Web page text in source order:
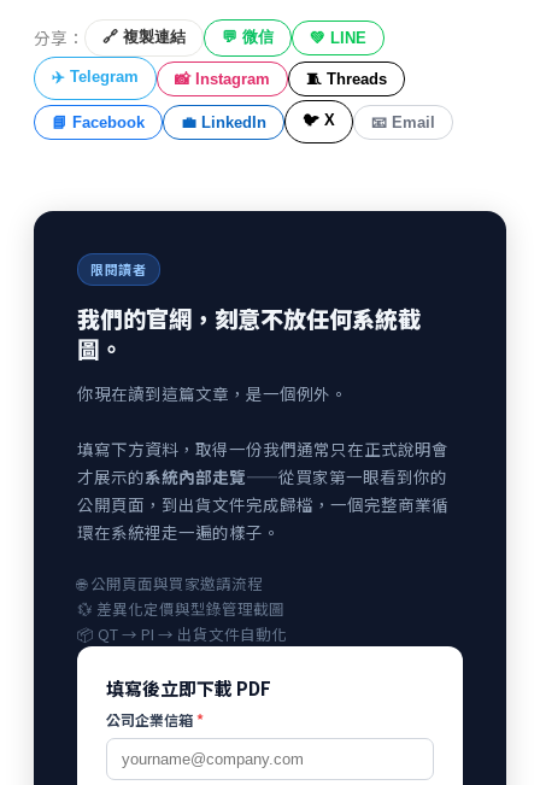
分享： 🔗 複製連結 💬 微信 💚 LINE
✈️ Telegram 📸 Instagram 🧵 Threads
📘 Facebook 💼 LinkedIn 🐦 X 📧 Email
限閱讀者
我們的官網，刻意不放任何系統截
圖。
你現在讀到這篇文章，是一個例外。
填寫下方資料，取得一份我們通常只在正式說明會
才展示的系統內部走覽——從買家第一眼看到你的
公開頁面，到出貨文件完成歸檔，一個完整商業循
環在系統裡走一遍的樣子。
🌐 公開頁面與買家邀請流程
💱 差異化定價與型錄管理截圖
📦 QT → PI → 出貨文件自動化
填寫後立即下載 PDF
公司企業信箱*